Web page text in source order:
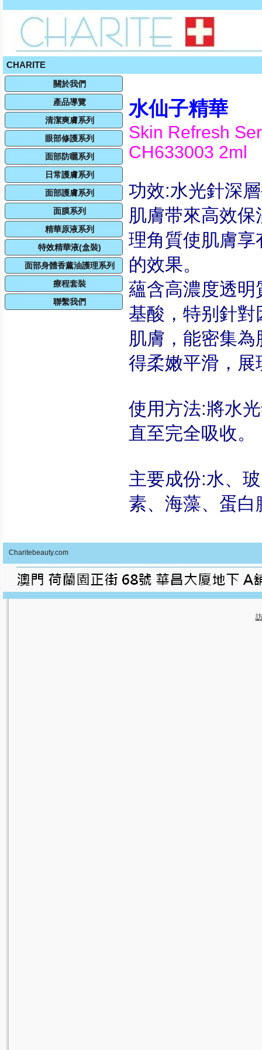
CHARITE
關於我們
產品導覽
清潔爽膚系列
眼部修護系列
面部防曬系列
日常護膚系列
面部護膚系列
面膜系列
精華原液系列
特效精華液(盒裝)
面部身體香薰油護理系列
療程套裝
聯繫我們
水仙子精華
Skin Refresh
CH633003 2ml
功效:水光針深
肌膚带來高效保
理角質使肌膚享
的效果。
蘊含高濃度透
基酸，特别針
肌膚，能密集
得柔嫩平滑，
使用方法:將水
直至完全吸收。
主要成份:水、
素、海藻、蛋白
Charitebeauty.com